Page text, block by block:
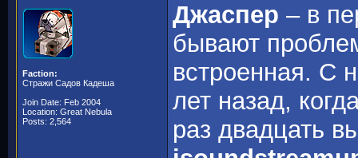
Faction:
Стражи Садов Кадеша
Join Date: Feb 2004
Location: Great Nebula
Posts: 2,564
Джаспер – в
бывают
встроенная. С
лет назад,
раз двадцать